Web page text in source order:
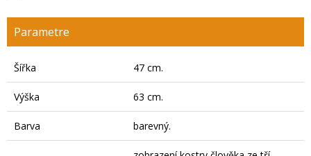
Parametre
Šířka 47 cm.
Výška 63 cm.
Barva barevný.